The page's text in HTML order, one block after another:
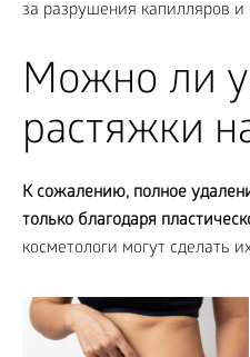
за разрушения капилляров
Можно ли
растяжки
К сожалению, полное
только благодаря
косметологи могут сделать